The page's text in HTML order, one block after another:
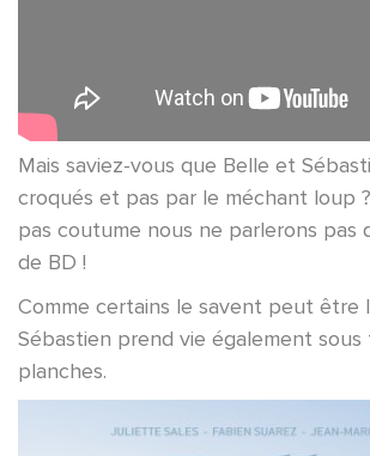
Mais saviez-vous que Belle et
croqués et pas par le méchant loup
pas coutume nous ne parlerons pas
de BD !
Comme certains le savent peut être
Sébastien prend vie également sous
planches.